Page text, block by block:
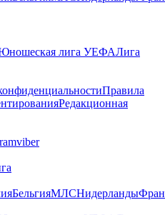
лига УЕФАЛига
Правила
Редакционная
viber
БельгияМЛСНидерланды